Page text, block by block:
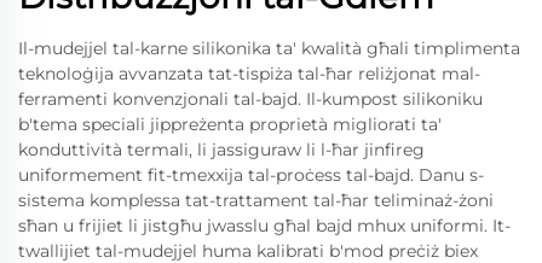
Il-mudejjel tal-karne silikonika ta' kwalità għali timplimenta
teknoloġija avvanzata tat-tispiża tal-ħar reliżjonat mal-
ferramenti konvenzjonali tal-bajd. Il-kumpost silikoniku
b'tema speciali jippreżenta proprietà migliorati ta'
konduttività termali, li jassiguraw li l-ħar jinfireg
uniformement fit-tmexxija tal-proċess tal-bajd. Danu s-
sistema komplessa tat-trattament tal-ħar teliminaż-żoni
sħan u frijiet li jistgħu jwasslu għal bajd mhux uniformi. It-
twallijiet tal-mudejjel huma kalibrati b'mod preċiż biex